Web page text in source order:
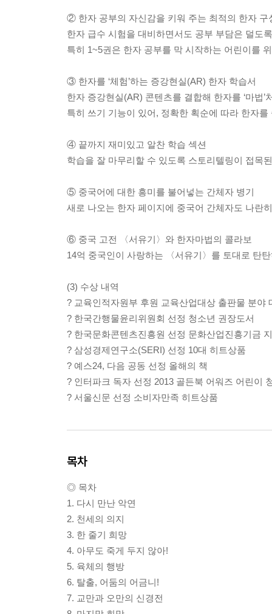
② 한자 공부의 자신감을 키워 주는 최적의 한자 구
한자 급수 시험을 대비하면서도 공부 부담은 덜도
특히 1~5권은 한자 공부를 막 시작하는 어린이를
③ 한자를 ‘체험’하는 증강현실(AR) 한자 학습서
한자 증강현실(AR) 콘텐츠를 결합해 한자를 ‘마법’
특히 쓰기 기능이 있어, 정확한 획순에 따라 한자를
④ 끝까지 재미있고 알찬 학습 섹션
학습을 잘 마무리할 수 있도록 스토리텔링이 접목
⑤ 중국어에 대한 흥미를 불어넣는 간체자 병기
새로 나오는 한자 페이지에 중국어 간체자도 나란
⑥ 중국 고전 〈서유기〉와 한자마법의 콜라보
14억 중국인이 사랑하는 〈서유기〉를 토대로 탄
(3) 수상 내역
? 교육인적자원부 후원 교육산업대상 출판물 분야
? 한국간행물윤리위원회 선정 청소년 권장도서
? 한국문화콘텐츠진흥원 선정 문화산업진흥기금
? 삼성경제연구소(SERI) 선정 10대 히트상품
? 예스24, 다음 공동 선정 올해의 책
? 인터파크 독자 선정 2013 골든북 어워즈 어린이
? 서울신문 선정 소비자만족 히트상품
목차
◎ 목차
1. 다시 만난 악연
2. 천세의 의지
3. 한 줄기 희망
4. 아무도 죽게 두지 않아!
5. 육체의 행방
6. 탈출, 어둠의 어금니!
7. 교만과 오만의 신경전